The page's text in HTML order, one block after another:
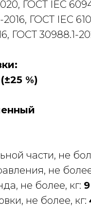
ГОСТ IEC
ГОСТ IEC
ГОСТ 30988.1-
%)
части, не
не
не более, кг: 9
не более, кг: